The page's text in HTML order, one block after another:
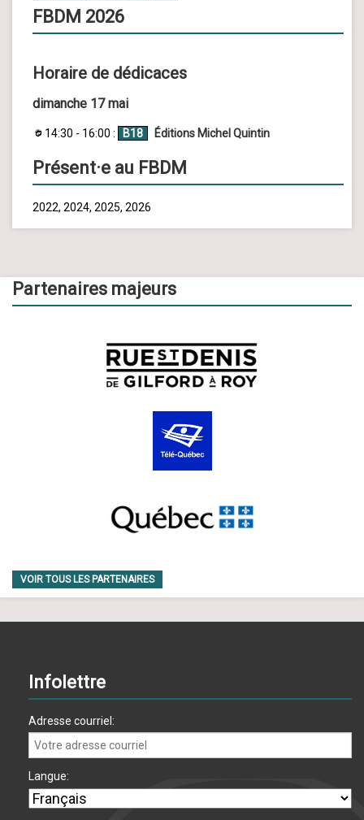
FBDM 2026
Horaire de dédicaces
dimanche 17 mai
14:30 - 16:00 : B18 Éditions Michel Quintin
Présent·e au FBDM
2022, 2024, 2025, 2026
Partenaires majeurs
VOIR TOUS LES PARTENAIRES
Infolettre
Adresse courriel:
Langue: